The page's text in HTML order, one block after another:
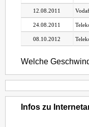
12.08.2011
24.08.2011
08.10.2012
Welche
Infos zu